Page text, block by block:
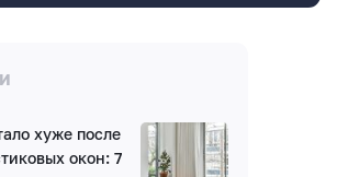
хуже после
окон: 7